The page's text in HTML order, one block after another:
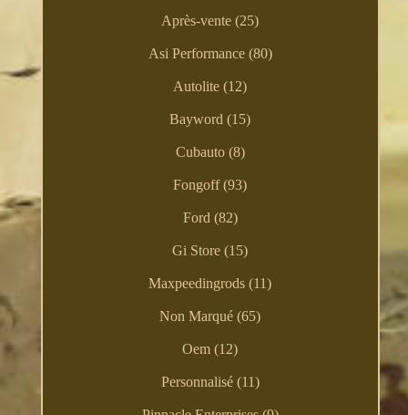
Après-vente (25)
Asi Performance (80)
Autolite (12)
Bayword (15)
Cubauto (8)
Fongoff (93)
Ford (82)
Gi Store (15)
Maxpeedingrods (11)
Non Marqué (65)
Oem (12)
Personnalisé (11)